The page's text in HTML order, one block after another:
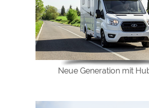
Neue Generation mit